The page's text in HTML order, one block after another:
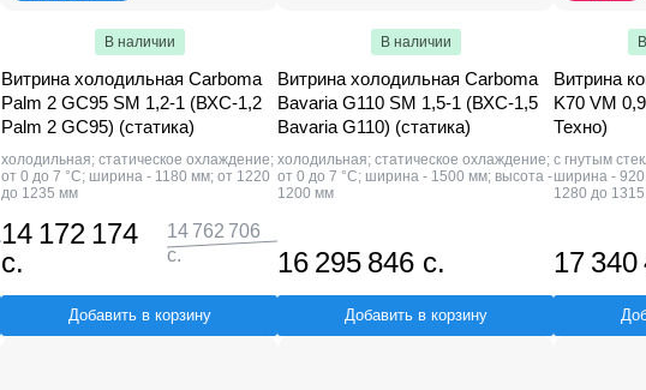
В наличии
Витрина холодильная Carboma
Palm 2 GC95 SM 1,2-1 (ВХС-1,2
Palm 2 GC95) (статика)
холодильная; статическое охлаждение;
от 0 до 7 °C; ширина - 1180 мм; от 1220
до 1235 мм
14 172 174
с.
14 762 706
с.
Добавить в корзину
В наличии
Витрина холодильная Carboma
Bavaria G110 SM 1,5-1 (ВХС-1,5
Bavaria G110) (статика)
холодильная; статическое охлаждение;
от 0 до 7 °C; ширина - 1500 мм; высота -
1200 мм
16 295 846 с.
Добавить в корзину
Витрина
K70 VM
Техно)
с гнутым
ширина -
1280 до
17 340